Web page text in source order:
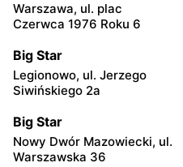
Warszawa, ul. plac
Czerwca 1976 Roku 6
Big Star
Legionowo, ul. Jerzego
Siwińskiego 2a
Big Star
Nowy Dwór Mazowiecki, ul.
Warszawska 36